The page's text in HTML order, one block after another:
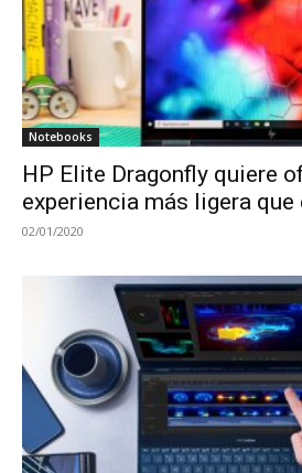
Notebooks
HP Elite Dragonfly quiere
experiencia más ligera que
02/01/2020